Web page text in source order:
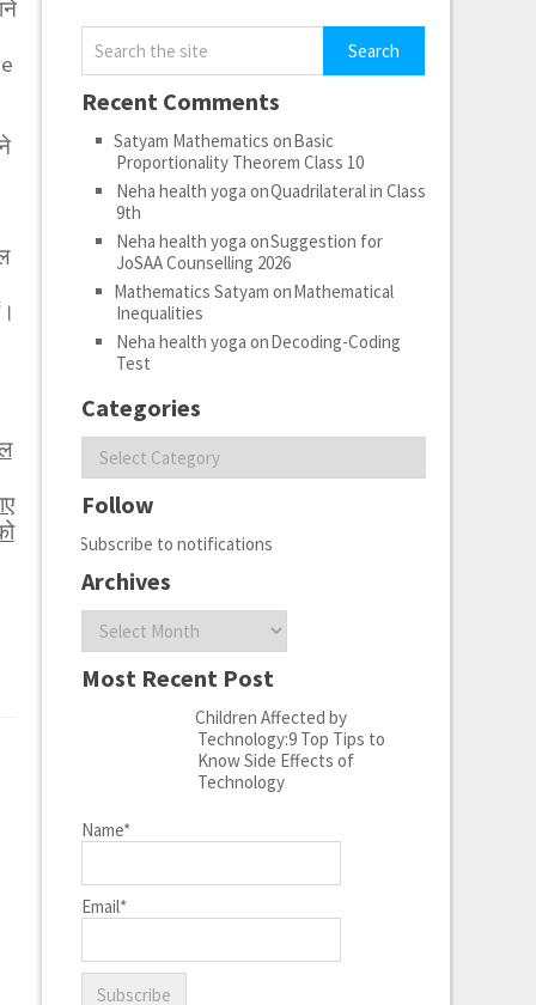
Recent Comments
Satyam Mathematics onBasic
Proportionality Theorem Class 10
Neha health yoga onQuadrilateral in Class
9th
Neha health yoga onSuggestion for
JoSAA Counselling 2026
Mathematics Satyam onMathematical
Inequalities
Neha health yoga onDecoding-Coding
Test
Categories
Categories
Follow
Subscribe to notifications
Archives
Archives
Most Recent Post
Children Affected by
Technology:9 Top Tips to
Know Side Effects of
Technology
Name*
Email*